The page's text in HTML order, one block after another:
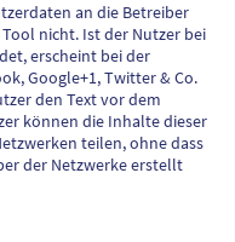
an die Betreiber
nicht. Ist der Nutzer bei
erscheint bei der
Google+1, Twitter & Co.
den Text vor dem
können die Inhalte dieser
teilen, ohne dass
der Netzwerke erstellt